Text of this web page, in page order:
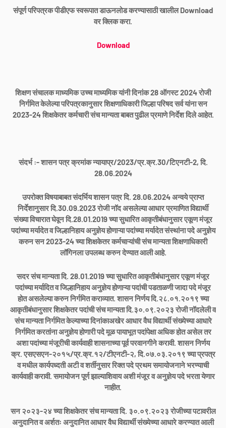
संपूर्ण परिपत्रक पीडीएफ स्वरूपात डाऊनलोड करण्यासाठी खालील Download
वर क्लिक करा.
Download
शिक्षण संचालक माध्यमिक उच्च माध्यमिक यांनी दिनांक 28 ऑगस्ट 2024 रोजी
निर्गमित केलेल्या परिपत्रकानुसार शिक्षणाधिकारी जिल्हा परिषद सर्व यांनासन
2023-24 शिक्षकेतर कर्मचारी संच मान्यता बाबत पुढील प्रमाणे निर्देश दिले आहेत.
संदर्भ :- शासन पत्र क्रमांक न्यायाप्र/2023/प्र.क्र.30/टिएनटी-2, दि.
28.06.2024
उपरोक्त विषयाबाबत संदर्भिय शासन पत्र दि. 28.06.2024 अन्वये प्राप्त
निर्देशानुसार दि.30.09.2023 रोजी नॉद असलेल्या आधार प्रमाणित विद्यार्थी
संख्या विचारात घेवून दि.28.01.2019 च्या सुधारित आकृतीबंधानुसार एकूण मंजूर
पदांच्या मर्यादेत व जिल्हानिहाय अनुज्ञेय होणाऱ्या पदांच्या मर्यादेत संस्थांना पदे अनुज्ञेय
करुन सन 2023-24 च्या शिक्षकेतर कर्मचाऱ्यांची संच मान्यता शिक्षणाधिकारी
लॉगिनला उपलब्ध करुन देण्यात आली आहे.
सदर संच मान्यता दि. 28.01.2019 च्या सुधारित आकृतीबंधानुसार एकूण मंजूर
पदांच्या मर्यादित व जिल्हानिहाय अनुज्ञेय होणाऱ्या पदांची पडताळणी जादा पदे मंजूर
होत असलेल्या करुन निर्गमित कराव्यात. शासन निर्णय दि.२८.०१.२०१९ च्या
आकृतीबंधानुसार शिक्षकेतर पदांची संच मान्यता दि.३०.०९.२०२३ रोजी नॉदलेली व
संच मान्यता निर्गमित केल्याच्या दिनांकाअखेर आधार वैध विद्यार्थी संख्येच्या आधारे
निर्गमित करतांना अनुज्ञेय होणारी पदे मूळ पायाभूत पदांपेक्षा अधिक होत असेल तर
अशा पदांच्या मंजूरीची कार्यवाही शासनाच्या पूर्व परवानगीने करावी. शासन निर्णय
क्र. एसएसएन-२०१५/प्र.क्र.१२/टीएनटी-२, दि.०७.०३.२०१९ च्या प्रपत्र
व मधील कार्यपध्दती अटी व शर्तीनुसार रिक्त पदे प्रथम समायोजनाने भरण्याची
कार्यवाही करावी. समायोजन पूर्ण झाल्याशिवाय अशी मंजूर व अनुज्ञेय पदे भरता येणार
नाहीत.
सन २०२३-२४ च्या शिक्षकेतर संच मान्यता दि. ३०.०९.२०२३ रोजीच्या पटावरील
अनुदानित व अर्शतः अनुदानित आधार वैध विद्यार्थी संख्येच्या आधारे करण्यात आली